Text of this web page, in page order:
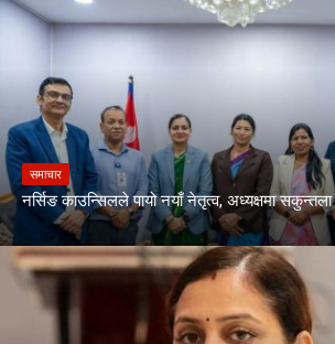
समाचार
नर्सिङ काउन्सिलले पायो नयाँ नेतृत्व, अध्यक्षमा सकुन्तला